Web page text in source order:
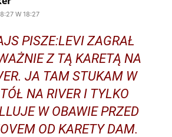
W 18:27
PISZE:LEVI ZAGRAŁ
Z TĄ KARETĄ NA
JA TAM STUKAM W
NA RIVER I TYLKO
W OBAWIE PRZED
OD KARETY DAM.